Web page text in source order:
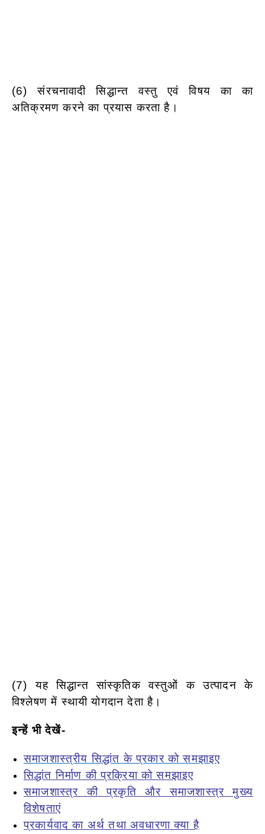
(6) संरचनावादी सिद्धान्त वस्तु एवं विषय का का
अतिक्रमण करने का प्रयास करता है।
(7) यह सिद्धान्त सांस्कृतिक वस्तुओं क उत्पादन के
विश्लेषण में स्थायी योगदान देता है।
इन्हें भी देखें-
समाजशास्त्रीय सिद्धांत के प्रकार को समझाइए
सिद्धांत निर्माण की प्रक्रिया को समझाइए
समाजशास्त्र की प्रकृति और समाजशास्त्र मुख्य
विशेषताएं
प्रकार्यवाद का अर्थ तथा अवधारणा क्या है